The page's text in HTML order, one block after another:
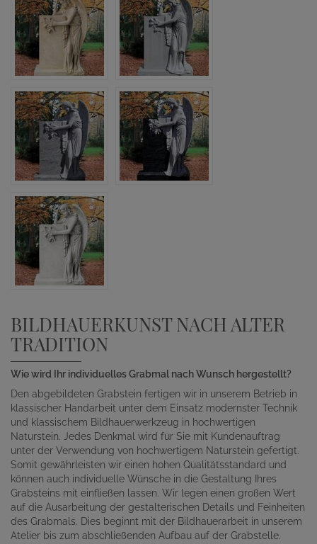
BILDHAUERKUNST NACH ALTER
TRADITION
Wie wird Ihr individuelles Grabmal nach Wunsch hergestellt?
Den abgebildeten Grabstein fertigen wir in unserem Betrieb in
klassischer Handarbeit unter dem Einsatz modernster Technik
und klassischem Bildhauerwerkzeug in hochwertigen
Naturstein. Jedes Denkmal wird für Sie mit Kundenauftrag
unter der Verwendung von hochwertigem Naturstein gefertigt.
Somit gewährleisten wir einen hohen Qualitätsstandard und
können auch individuelle Wünsche in die Gestaltung Ihres
Grabsteins mit einfließen lassen. Wir legen einen großen Wert
auf die Ausarbeitung der gestalterischen Details und Feinheiten
des Grabmals. Dies beginnt mit der Bildhauerarbeit in unserem
Atelier bis zum abschließenden Aufbau auf der Grabstelle.